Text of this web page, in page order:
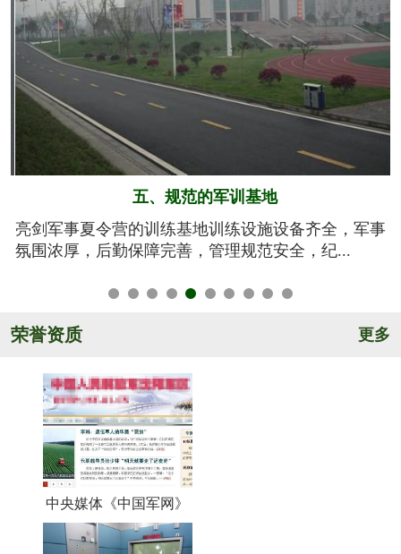
六、系统的安全保障
我们将安全视为生命，安全高于一切！从孩子训练期
间的衣、食、住、行全方位有效管控，由生活...
荣誉资质 更多
中央媒体《中国军网》